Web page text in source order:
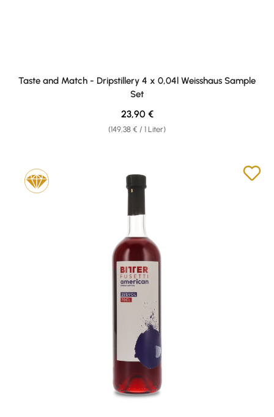
Taste and Match - Dripstillery 4 x 0,04l Weisshaus Sample
Set
(149,38 € / 1 Liter)
Regulärer Preis:
23,90 €